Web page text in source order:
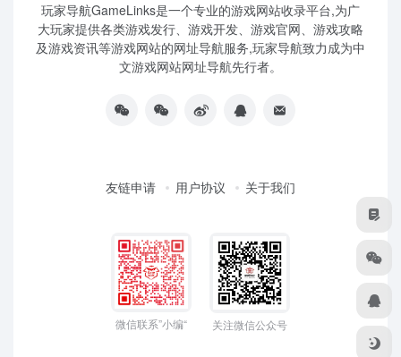
玩家导航GameLinks是一个专业的游戏网站收录平台,为广
大玩家提供各类游戏发行、游戏开发、游戏官网、游戏攻略
及游戏资讯等游戏网站的网址导航服务,玩家导航致力成为中
文游戏网站网址导航先行者。
友链申请 用户协议 关于我们
微信联系”小编“ 关注微信公众号